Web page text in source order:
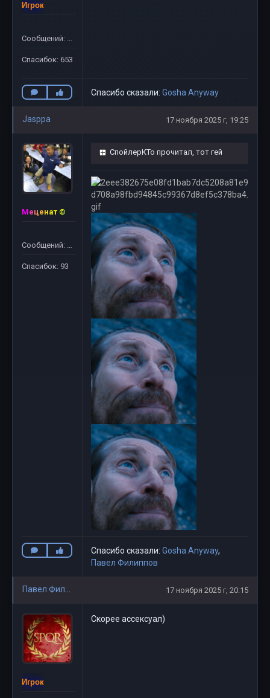
Игрок
Сообщений: 781
Спасибок: 653
Спасибо сказали: Gosha Anyway
Jasppa 17 ноября 2025 г, 19:25
Меценат ©
Сообщений: 61
Спасибок: 93
СпойлерКТо прочитал, тот гей
Спасибо сказали: Gosha Anyway,
Павел Филиппов
17 ноября 2025 г, 20:15
Игрок
Скорее ассексуал)